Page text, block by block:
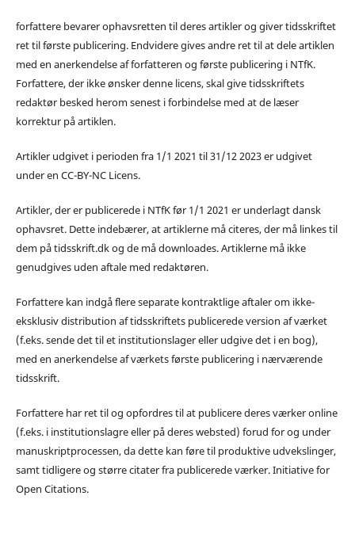
forfattere bevarer ophavsretten til deres artikler og giver tidsskriftet
ret til første publicering. Endvidere gives andre ret til at dele artiklen
med en anerkendelse af forfatteren og første publicering i NTfK.
Forfattere, der ikke ønsker denne licens, skal give tidsskriftets
redaktør besked herom senest i forbindelse med at de læser
korrektur på artiklen.
Artikler udgivet i perioden fra 1/1 2021 til 31/12 2023 er udgivet
under en CC-BY-NC Licens.
Artikler, der er publicerede i NTfK før 1/1 2021 er underlagt dansk
ophavsret. Dette indebærer, at artiklerne må citeres, der må linkes til
dem på tidsskrift.dk og de må downloades. Artiklerne må ikke
genudgives uden aftale med redaktøren.
Forfattere kan indgå flere separate kontraktlige aftaler om ikke-
eksklusiv distribution af tidsskriftets publicerede version af værket
(f.eks. sende det til et institutionslager eller udgive det i en bog),
med en anerkendelse af værkets første publicering i nærværende
tidsskrift.
Forfattere har ret til og opfordres til at publicere deres værker online
(f.eks. i institutionslagre eller på deres websted) forud for og under
manuskriptprocessen, da dette kan føre til produktive udvekslinger,
samt tidligere og større citater fra publicerede værker. Initiative for
Open Citations.